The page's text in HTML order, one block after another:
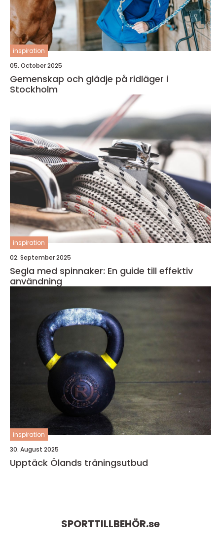
inspiration
05. October 2025
Gemenskap och glädje på ridläger i
Stockholm
inspiration
02. September 2025
Segla med spinnaker: En guide till effektiv
användning
inspiration
30. August 2025
Upptäck Ölands träningsutbud
SPORTTILLBEHÖR.se